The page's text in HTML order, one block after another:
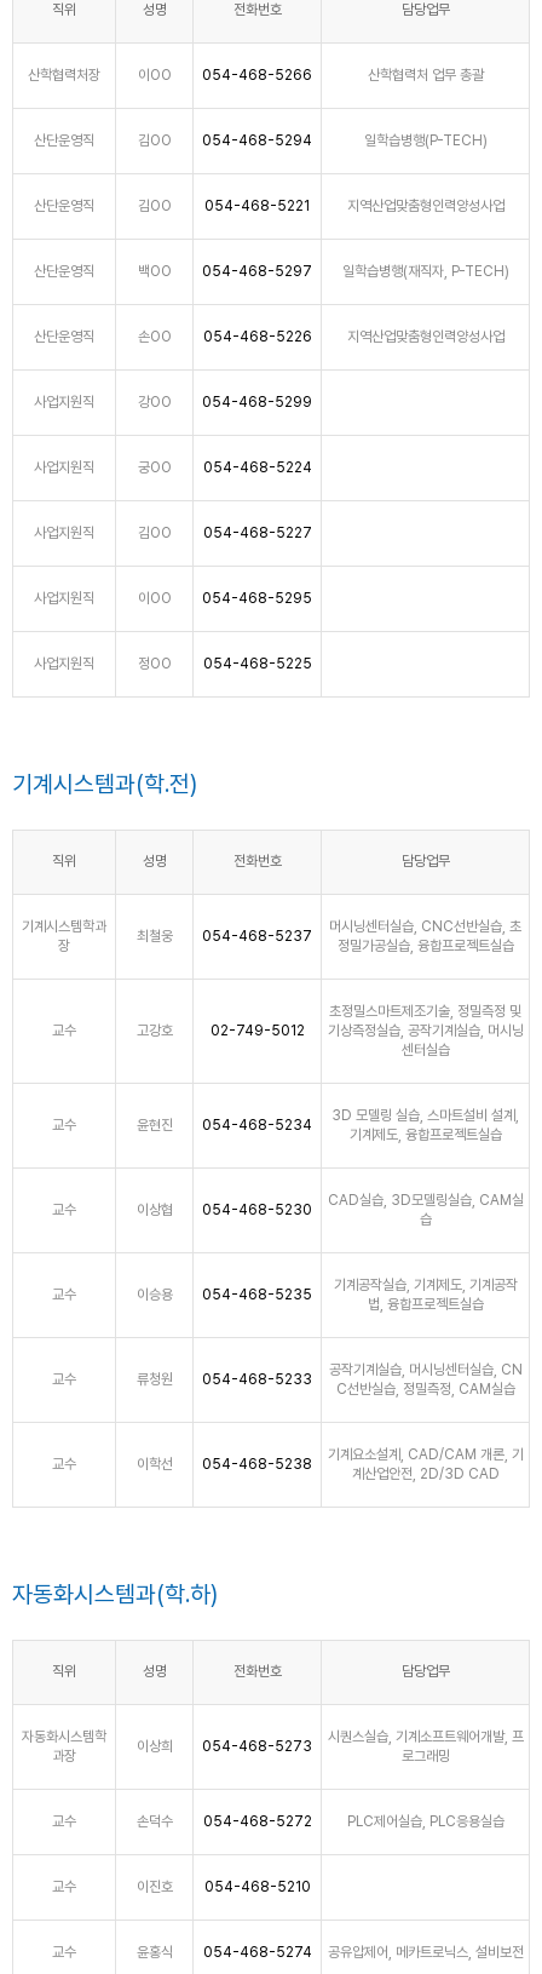
직위 성명 전화번호 담당업무
산학협력처장 이OO 054-468-5266 산학협력처 업무 총괄
산단운영직 김OO 054-468-5294 일학습병행(P-TECH)
산단운영직 김OO 054-468-5221 지역산업맞춤형인력양성사업
산단운영직 백OO 054-468-5297 일학습병행(재직자, P-TECH)
산단운영직 손OO 054-468-5226 지역산업맞춤형인력양성사업
사업지원직 강OO 054-468-5299
사업지원직 궁OO 054-468-5224
사업지원직 김OO 054-468-5227
사업지원직 이OO 054-468-5295
사업지원직 정OO 054-468-5225
기계시스템과(학.전)
직위 성명 전화번호 담당업무
기계시스템학과
장
최철웅 054-468-5237
머시닝센터실습, CNC선반실습, 초
정밀가공실습, 융합프로젝트실습
교수 고강호 02-749-5012
초정밀스마트제조기술, 정밀측정 및
기상측정실습, 공작기계실습, 머시닝
센터실습
교수 윤현진 054-468-5234
3D 모델링 실습, 스마트설비 설계,
기계제도, 융합프로젝트실습
교수 이상협 054-468-5230
CAD실습, 3D모델링실습, CAM실
습
교수 이승용 054-468-5235
기계공작실습, 기계제도, 기계공작
법, 융합프로젝트실습
교수 류청원 054-468-5233
공작기계실습, 머시닝센터실습, CN
C선반실습, 정밀측정, CAM실습
교수 이학선 054-468-5238
기계요소설계, CAD/CAM 개론, 기
계산업안전, 2D/3D CAD
자동화시스템과(학.하)
직위 성명 전화번호 담당업무
자동화시스템학
과장
이상희 054-468-5273
시퀀스실습, 기계소프트웨어개발, 프
로그래밍
교수 손덕수 054-468-5272 PLC제어실습, PLC응용실습
교수 이진호 054-468-5210
교수 윤홍식 054-468-5274 공유압제어, 메카트로닉스, 설비보전